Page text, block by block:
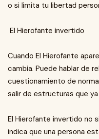
o si limita tu libertad
El Hierofante invertido
Cuando El Hierofante
cambia. Puede hablar de
cuestionamiento de
salir de estructuras que
El Hierofante invertido no
indica que una persona